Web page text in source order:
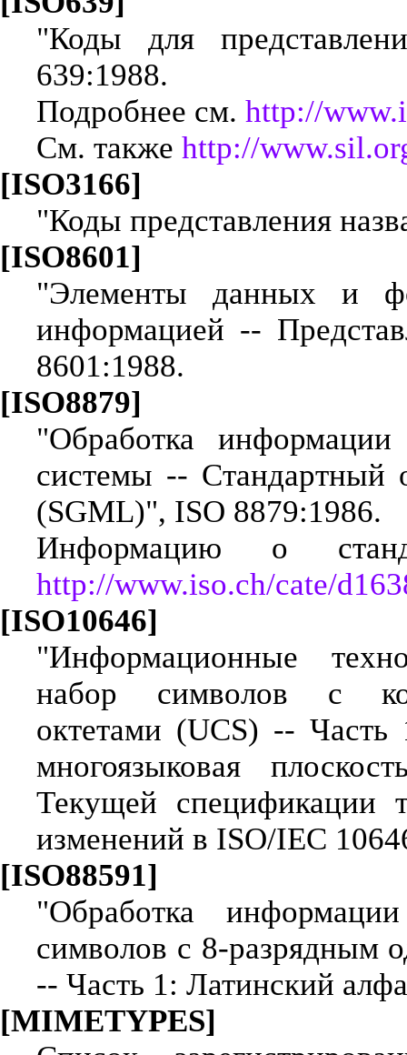
"Коды для
639:1988.
Подробнее см. http://
См. также http://
[ISO3166]
"Коды представления
[ISO8601]
"Элементы данных и
информацией --
8601:1988.
[ISO8879]
"Обработка
системы -- Стандартный
(SGML)", ISO 8879:1986.
Информацию о
http://www.iso.ch/cate/
[ISO10646]
"Информационные
набор символов с
октетами (UCS) -- Часть
многоязыковая
Текущей спецификации
изменений в ISO/IEC
[ISO88591]
"Обработка
символов с 8-разрядным
-- Часть 1: Латинский
[MIMETYPES]